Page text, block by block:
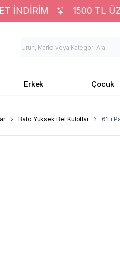
1500 TL
Erkek Çocuk
Bato Yüksek Bel Külotlar 6'Lı